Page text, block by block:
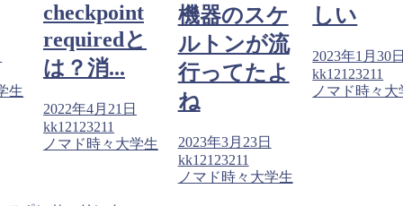
生
checkpoint
requiredと
は？消...
2022年4月21日
kk12123211
ノマド時々大学生
機器のスケ
ルトンが流
行ってたよ
ね
2023年3月23日
kk12123211
ノマド時々大学生
しい
2023年1月30
kk12123211
ノマド時々大